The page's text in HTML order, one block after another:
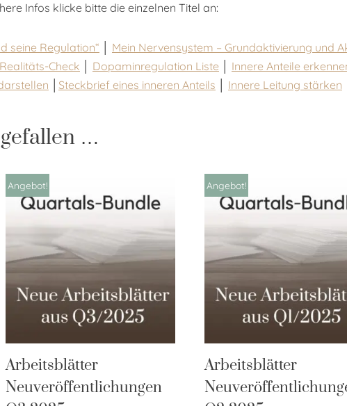
Infos klicke bitte die einzelnen Titel an:
seine Regulation“
Mein Nervensystem – Grundaktivierung und
Realitäts-Check Dopaminregulation Liste
Innere Anteile
Steckbrief eines inneren Anteils Innere Leitung stärken
…
Angebot!
Arbeitsblätter
Neuveröffentlichungen
Angebot!
Arbeitsblätter